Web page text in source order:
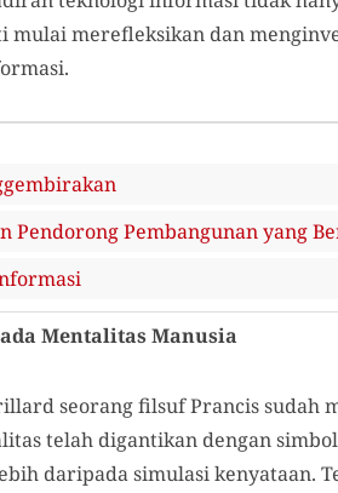
mulai merefleksikan dan
Pendorong Pembangunan yang
Mentalitas Manusia
seorang filsuf Prancis sudah
telah digantikan dengan
daripada simulasi kenyataan.